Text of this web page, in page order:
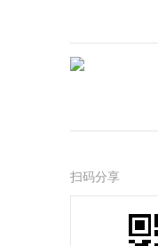
扫码分享